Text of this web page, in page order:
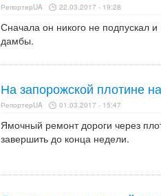
РепортерUA 22.03.2017 - 19:28
Сначала он никого не подпускал и
дамбы.
На запорожской плотине
РепортерUA 01.03.2017 - 15:47
Ямочный ремонт дороги через
завершить до конца недели.